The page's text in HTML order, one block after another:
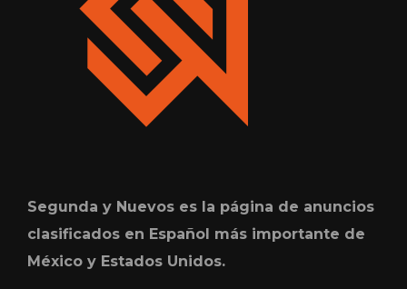
Segunda y Nuevos es la página de anuncios
clasificados en Español más importante de
México y Estados Unidos.